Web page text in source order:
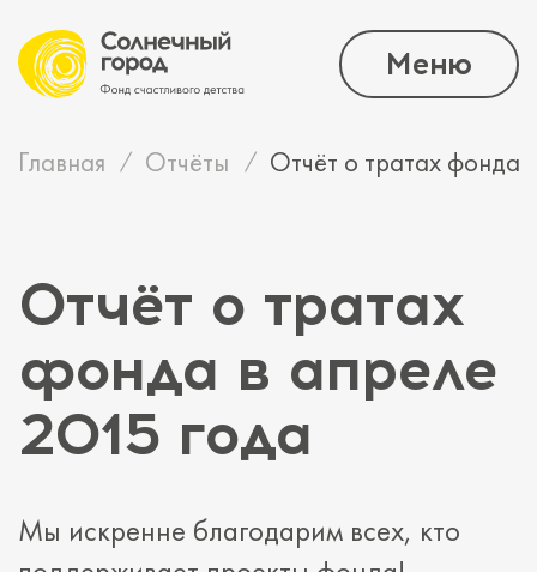
Меню
Главная Отчёты Отчёт о тратах фонда
Отчёт о тратах
фонда в апреле
2015 года
Мы искренне благодарим всех, кто